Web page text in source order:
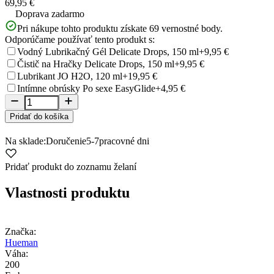
69,95 €
Doprava zadarmo
Pri nákupe tohto produktu získate 69 vernostné body.
Odporúčame používať tento produkt s:
Vodný Lubrikačný Gél Delicate Drops, 150 ml+9,95 €
Čistič na Hračky Delicate Drops, 150 ml+9,95 €
Lubrikant JO H2O, 120 ml+19,95 €
Intímne obrúsky Po sexe EasyGlide+4,95 €
Pridať do košíka
Na sklade:Doručenie5-7pracovné dni
Pridať produkt do zoznamu želaní
Vlastnosti produktu
Značka:
Hueman
Váha:
200